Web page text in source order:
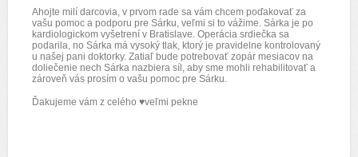
Ahojte milí darcovia, v prvom rade sa vám chcem poďakovať za
vašu pomoc a podporu pre Sárku, veľmi si to vážime. Sárka je po
kardiologickom vyšetrení v Bratislave. Operácia srdiečka sa
podarila, no Sárka má vysoký tlak, ktorý je pravidelne kontrolovaný
u našej pani doktorky. Zatiaľ bude potrebovať zopár mesiacov na
doliečenie nech Sárka nazbiera síl, aby sme mohli rehabilitovať a
zároveň vás prosím o vašu pomoc pre Sárku.
Ďakujeme vám z celého ♥️veľmi pekne